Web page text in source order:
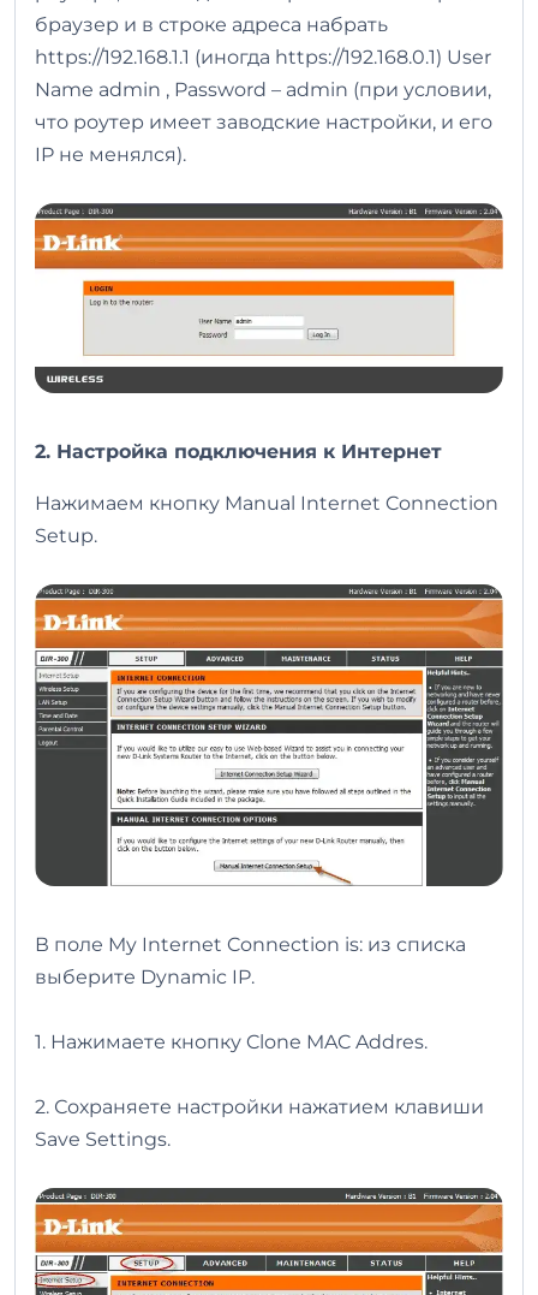
браузер и в строке адреса набрать
https://192.168.1.1 (иногда https://192.168.0.1) User
Name admin , Password – admin (при условии,
что роутер имеет заводские настройки, и его
IP не менялся).
2. Настройка подключения к Интернет
Нажимаем кнопку Manual Internet Connection
Setup.
В поле My Internet Connection is: из списка
выберите Dynamic IP.
1. Нажимаете кнопку Clone MAC Addres.
2. Сохраняете настройки нажатием клавиши
Save Settings.